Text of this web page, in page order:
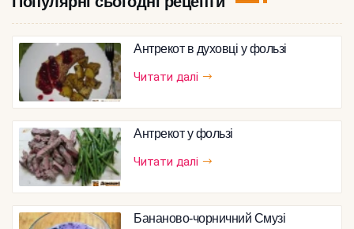
Антрекот в духовці у фользі
Читати далі
Антрекот у фользі
Читати далі
Бананово-чорничний Смузі